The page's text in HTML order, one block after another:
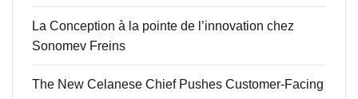
La Conception à la pointe de l’innovation chez
Sonomev Freins
The New Celanese Chief Pushes Customer-Facing